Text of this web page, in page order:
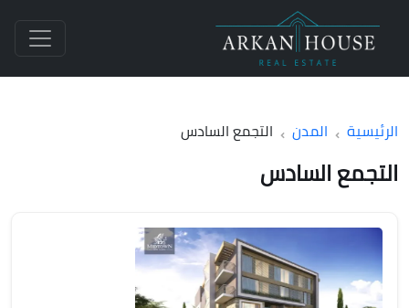
الرئيسية المدن التجمع السادس
التجمع السادس